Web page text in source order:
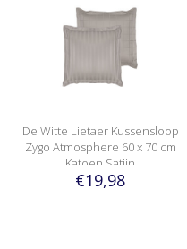
De Witte Lietaer Kussensloop
Zygo Atmosphere 60 x 70 cm
Katoen Satijn
€19,98